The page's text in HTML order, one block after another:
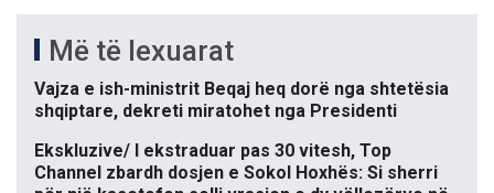
Më të lexuarat
Vajza e ish-ministrit Beqaj heq dorë nga shtetësia
shqiptare, dekreti miratohet nga Presidenti
Ekskluzive/ I ekstraduar pas 30 vitesh, Top
Channel zbardh dosjen e Sokol Hoxhës: Si sherri